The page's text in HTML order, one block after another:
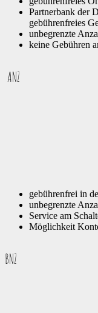
Partnerbank der
gebührenfreies
unbegrenzte
keine Gebühren
ANZ
gebührenfrei in
unbegrenzte
Service am
Möglichkeit
BNZ